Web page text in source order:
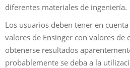
diferentes materiales de ingeniería.
Los usuarios deben tener en
valores de Ensinger con valores de
obtenerse resultados
probablemente se deba a la